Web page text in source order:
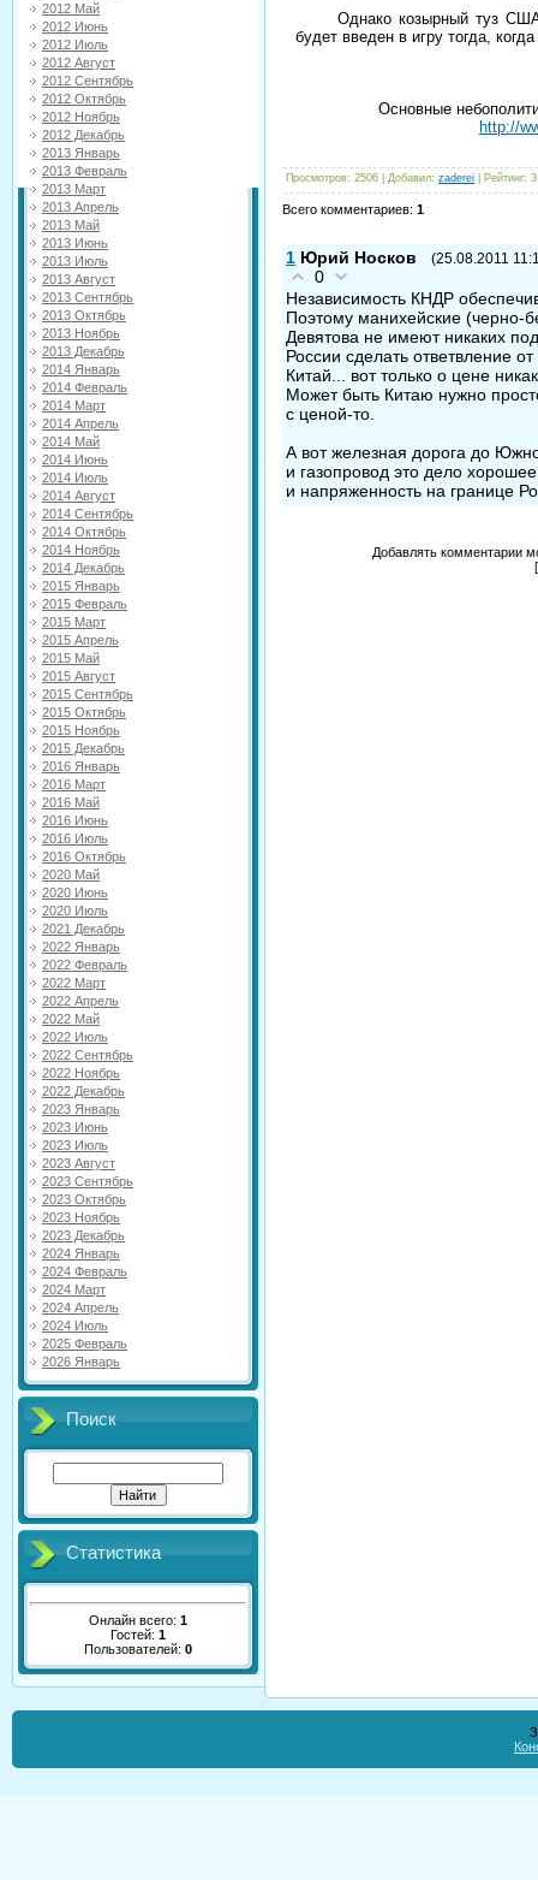
2012 Май
2012 Июнь
2012 Июль
2012 Август
2012 Сентябрь
2012 Октябрь
2012 Ноябрь
2012 Декабрь
2013 Январь
2013 Февраль
2013 Март
2013 Апрель
2013 Май
2013 Июнь
2013 Июль
2013 Август
2013 Сентябрь
2013 Октябрь
2013 Ноябрь
2013 Декабрь
2014 Январь
2014 Февраль
2014 Март
2014 Апрель
2014 Май
2014 Июнь
2014 Июль
2014 Август
2014 Сентябрь
2014 Октябрь
2014 Ноябрь
2014 Декабрь
2015 Январь
2015 Февраль
2015 Март
2015 Апрель
2015 Май
2015 Август
2015 Сентябрь
2015 Октябрь
2015 Ноябрь
2015 Декабрь
2016 Январь
2016 Март
2016 Май
2016 Июнь
2016 Июль
2016 Октябрь
2020 Май
2020 Июнь
2020 Июль
2021 Декабрь
2022 Январь
2022 Февраль
2022 Март
2022 Апрель
2022 Май
2022 Июль
2022 Сентябрь
2022 Ноябрь
2022 Декабрь
2023 Январь
2023 Июнь
2023 Июль
2023 Август
2023 Сентябрь
2023 Октябрь
2023 Ноябрь
2023 Декабрь
2024 Январь
2024 Февраль
2024 Март
2024 Апрель
2024 Июль
2025 Февраль
2026 Январь
Поиск
Статистика
Онлайн всего: 1
Гостей: 1
Пользователей: 0
Однако козырный туз США
будет введен в игру тогда,
Основные
http://
Просмотров: 2506 | Добавил: zaderei Рейтинг:
Всего комментариев: 1
1 Юрий Носков (25.08.2011
0
Независимость КНДР
Поэтому манихейские
Девятова не имеют никаких
России сделать ответвление
Китай... вот только о цене
Может быть Китаю нужно
с ценой-то.
А вот железная дорога до
и газопровод это дело
и напряженность на границе
Добавлять комментарии